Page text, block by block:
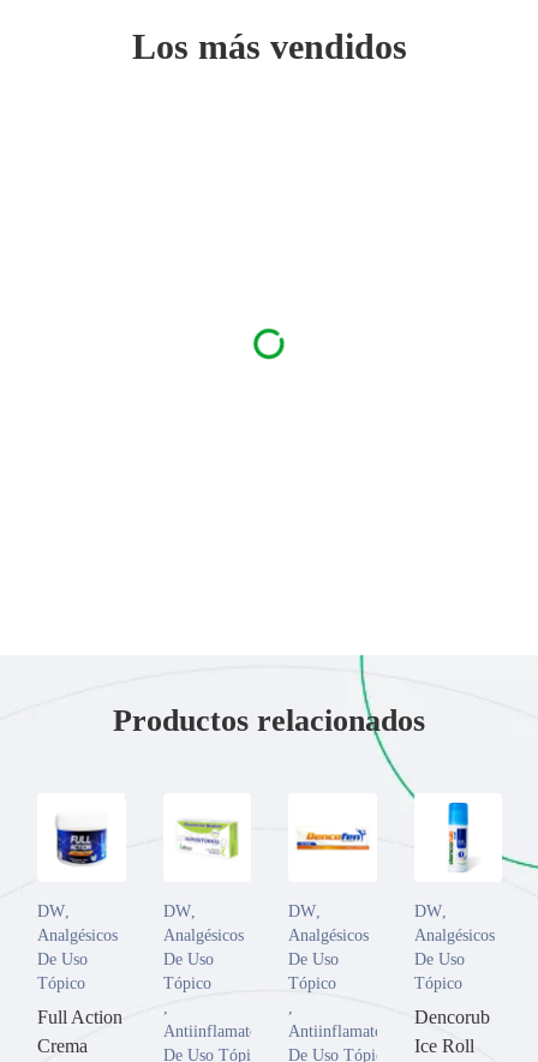
Los más vendidos
Productos relacionados
DW
Analgésicos
De Uso
Tópico
Full Action
Crema
DW,
Analgésicos
De Uso
Tópico
Antiinflamatorios
De Uso Tópico
DW
Analgésicos
De Uso
Tópico
Antiinflamatorios
De Uso Tópico
DW,
Analgésicos
De Uso
Tópico
Dencorub
Ice Roll